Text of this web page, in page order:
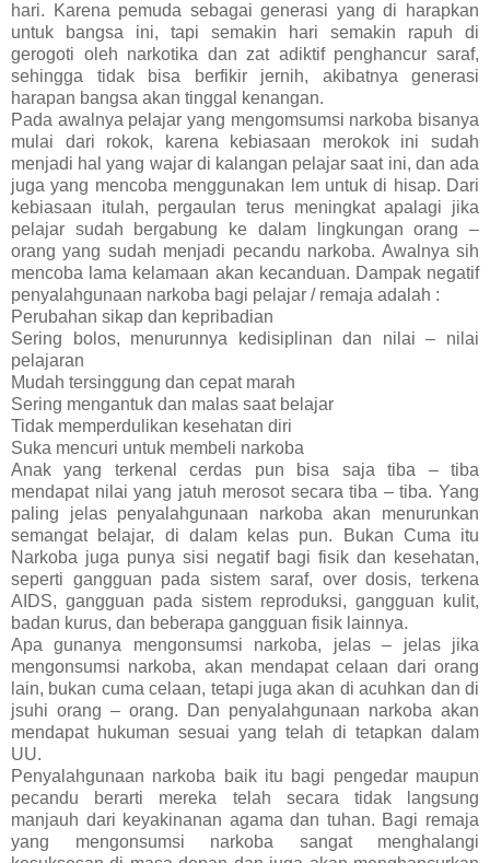
hari. Karena pemuda sebagai generasi yang di harapkan
untuk bangsa ini, tapi semakin hari semakin rapuh di
gerogoti oleh narkotika dan zat adiktif penghancur saraf,
sehingga tidak bisa berfikir jernih, akibatnya generasi
harapan bangsa akan tinggal kenangan.
Pada awalnya pelajar yang mengomsumsi narkoba bisanya
mulai dari rokok, karena kebiasaan merokok ini sudah
menjadi hal yang wajar di kalangan pelajar saat ini, dan ada
juga yang mencoba menggunakan lem untuk di hisap. Dari
kebiasaan itulah, pergaulan terus meningkat apalagi jika
pelajar sudah bergabung ke dalam lingkungan orang –
orang yang sudah menjadi pecandu narkoba. Awalnya sih
mencoba lama kelamaan akan kecanduan. Dampak negatif
penyalahgunaan narkoba bagi pelajar / remaja adalah :
Perubahan sikap dan kepribadian
Sering bolos, menurunnya kedisiplinan dan nilai – nilai
pelajaran
Mudah tersinggung dan cepat marah
Sering mengantuk dan malas saat belajar
Tidak memperdulikan kesehatan diri
Suka mencuri untuk membeli narkoba
Anak yang terkenal cerdas pun bisa saja tiba – tiba
mendapat nilai yang jatuh merosot secara tiba – tiba. Yang
paling jelas penyalahgunaan narkoba akan menurunkan
semangat belajar, di dalam kelas pun. Bukan Cuma itu
Narkoba juga punya sisi negatif bagi fisik dan kesehatan,
seperti gangguan pada sistem saraf, over dosis, terkena
AIDS, gangguan pada sistem reproduksi, gangguan kulit,
badan kurus, dan beberapa gangguan fisik lainnya.
Apa gunanya mengonsumsi narkoba, jelas – jelas jika
mengonsumsi narkoba, akan mendapat celaan dari orang
lain, bukan cuma celaan, tetapi juga akan di acuhkan dan di
jsuhi orang – orang. Dan penyalahgunaan narkoba akan
mendapat hukuman sesuai yang telah di tetapkan dalam
UU.
Penyalahgunaan narkoba baik itu bagi pengedar maupun
pecandu berarti mereka telah secara tidak langsung
manjauh dari keyakinanan agama dan tuhan. Bagi remaja
yang mengonsumsi narkoba sangat menghalangi